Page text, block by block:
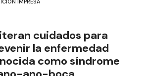
cuidados para
la enfermedad
como síndrome